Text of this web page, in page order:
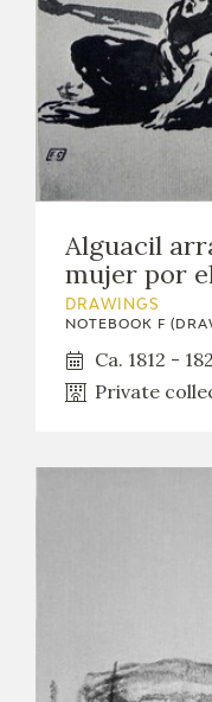
Alguacil
mujer por
DRAWINGS
NOTEBOOK F
Ca. 1812 -
Private